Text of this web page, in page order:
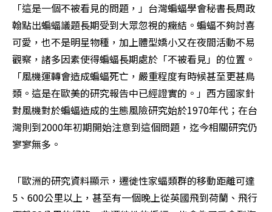
「這是一個不被看見的問題，」台灣蝙蝠學會秘書長周政
翰點出蝙蝠議題長期受到大眾忽視的癥結。蝙蝠不夠討喜
可愛，也不是明星物種，加上體型嬌小又在夜間活動不易
觀察，諸多因素使得蝙蝠長期處於「不被看見」的位置。
「風機運轉會造成蝙蝠死亡，嚴重程度有時候甚至更甚鳥
類。這是在歐美的研究報告中已經證實的。」西方國家針
對風機對於蝙蝠造成的生態風險研究始於1970年代；在台
灣則到2000年初期開始注意到這個問題，迄今相關研究仍
寥寥無多。
「歐洲的研究資料顯示，遷徙性家蝠類群的移動距離可達
5、600公里以上，甚至有一個晚上從英國飛到荷蘭、飛行